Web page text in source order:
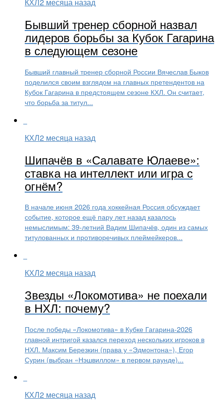
КХЛ2 месяца назад
Бывший тренер сборной назвал
лидеров борьбы за Кубок Гагарина
в следующем сезоне
Бывший главный тренер сборной России Вячеслав Быков
поделился своим взглядом на главных претендентов на
Кубок Гагарина в предстоящем сезоне КХЛ. Он считает,
что борьба за титул...
КХЛ2 месяца назад
Шипачёв в «Салавате Юлаеве»:
ставка на интеллект или игра с
огнём?
В начале июня 2026 года хоккейная Россия обсуждает
событие, которое ещё пару лет назад казалось
немыслимым: 39-летний Вадим Шипачёв, один из самых
титулованных и противоречивых плеймейкеров...
КХЛ2 месяца назад
Звезды «Локомотива» не поехали
в НХЛ: почему?
После победы «Локомотива» в Кубке Гагарина-2026
главной интригой казался переход нескольких игроков в
НХЛ. Максим Березкин (права у «Эдмонтона»), Егор
Сурин (выбран «Нэшвиллом» в первом раунде)...
КХЛ2 месяца назад